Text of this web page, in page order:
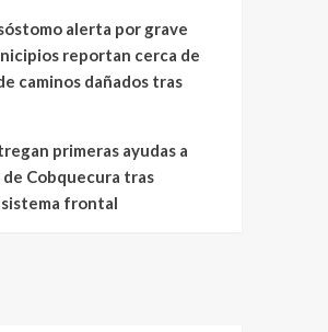
alerta por grave
reportan cerca de
caminos dañados tras
primeras ayudas a
de Cobquecura tras
frontal